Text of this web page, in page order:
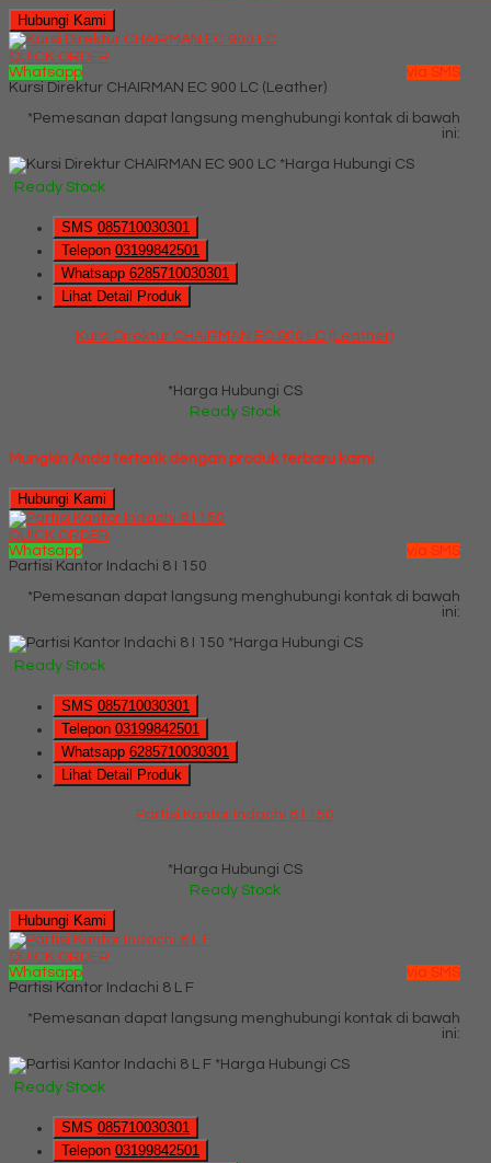
Hubungi Kami
QUICK ORDER
Whatsapp
via SMS
Kursi Direktur CHAIRMAN EC 900 LC (Leather)
*Pemesanan dapat langsung menghubungi kontak di bawah
ini:
*Harga Hubungi CS
Ready Stock
SMS 085710030301
Telepon 03199842501
Whatsapp 6285710030301
Lihat Detail Produk
Kursi Direktur CHAIRMAN EC 900 LC (Leather)
*Harga Hubungi CS
Ready Stock
Mungkin Anda tertarik dengan produk terbaru kami
Hubungi Kami
QUICK ORDER
Whatsapp
via SMS
Partisi Kantor Indachi 8 I 150
*Pemesanan dapat langsung menghubungi kontak di bawah
ini:
*Harga Hubungi CS
Ready Stock
SMS 085710030301
Telepon 03199842501
Whatsapp 6285710030301
Lihat Detail Produk
Partisi Kantor Indachi 8 I 150
*Harga Hubungi CS
Ready Stock
Hubungi Kami
QUICK ORDER
Whatsapp
via SMS
Partisi Kantor Indachi 8 L F
*Pemesanan dapat langsung menghubungi kontak di bawah
ini:
*Harga Hubungi CS
Ready Stock
SMS 085710030301
Telepon 03199842501